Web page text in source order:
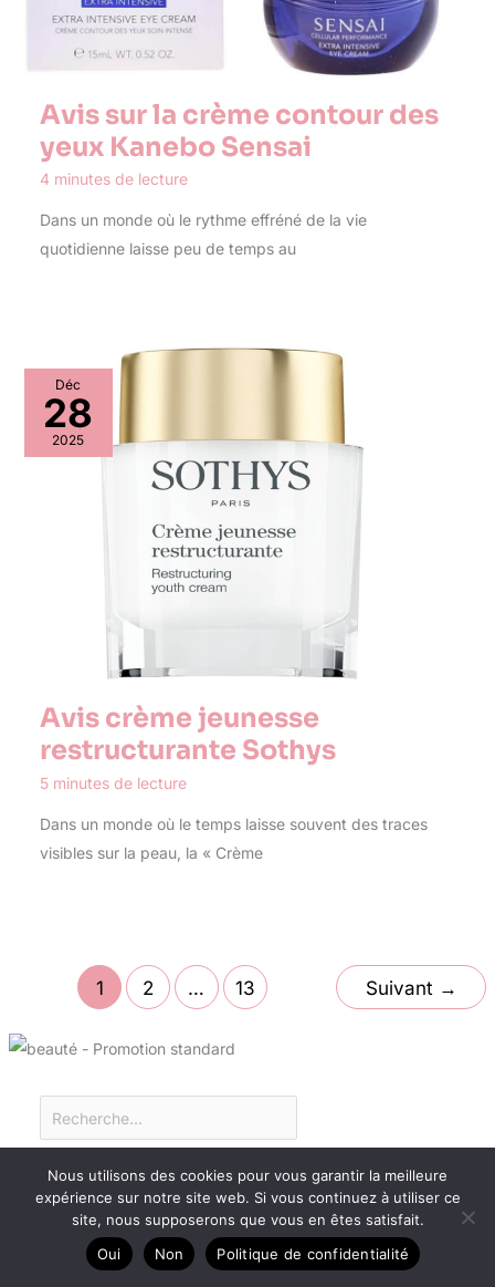
Avis sur la crème contour des
yeux Kanebo Sensai
4 minutes de lecture
Dans un monde où le rythme effréné de la vie
quotidienne laisse peu de temps au
Déc
28
2025
Avis crème jeunesse
restructurante Sothys
5 minutes de lecture
Dans un monde où le temps laisse souvent des traces
visibles sur la peau, la « Crème
1 2 … 13 Suivant →
Dans la catégorie Anti-rides
Nous utilisons des cookies pour vous garantir la meilleure
expérience sur notre site web. Si vous continuez à utiliser ce
site, nous supposerons que vous en êtes satisfait.
Oui
Non Politique de confidentialité